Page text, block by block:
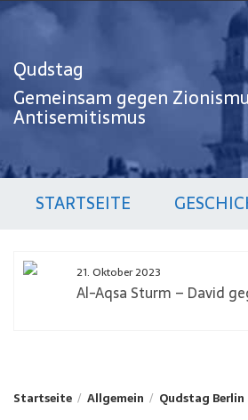
Zum
Qudstag
Gemeinsam gegen
Antisemitismus
STARTSEITE
21. Oktober 2023
Al-Aqsa Sturm – David
Startseite Allgemein Qudstag Berlin